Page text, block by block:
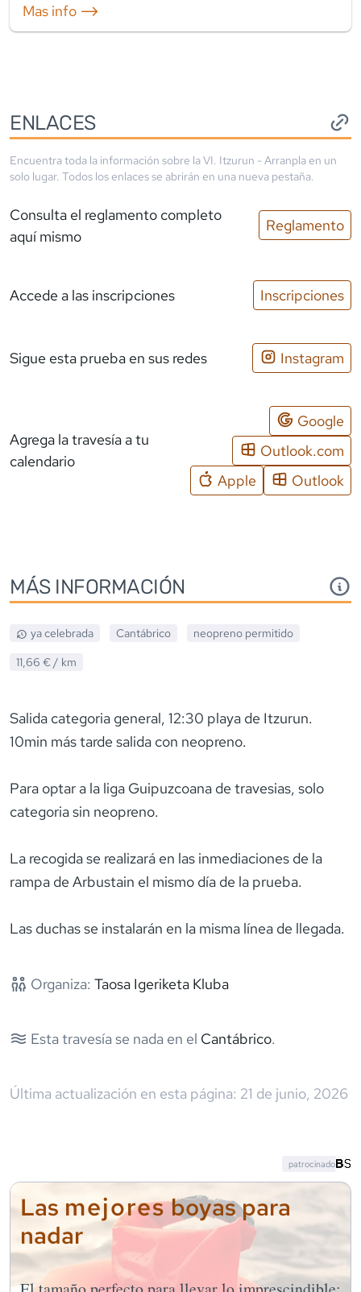
Mas info ⟶
ENLACES
Encuentra toda la información sobre laVI. Itzurun - Arranpla en un
solo lugar. Todos los enlaces se abrirán en una nueva pestaña.
Consulta el reglamento completo
aquí mismo
Reglamento
Accede a las inscripciones Inscripciones
Sigue esta prueba en sus redes Instagram
Agrega la travesía a tu
calendario
Google
Outlook.com
Apple
Outlook
MÁS INFORMACIÓN
ya celebrada Cantábrico neopreno permitido
11,66 € / km
Salida categoria general, 12:30 playa de Itzurun.
10min más tarde salida con neopreno.
Para optar a la liga Guipuzcoana de travesias, solo
categoria sin neopreno.
La recogida se realizará en las inmediaciones de la
rampa de Arbustain el mismo día de la prueba.
Las duchas se instalarán en la misma línea de llegada.
Organiza: Taosa Igeriketa Kluba
Esta travesía se nada en el Cantábrico.
Última actualización en esta página: 21 de junio, 2026
Las mejoresboyas para
nadar
patrocinado